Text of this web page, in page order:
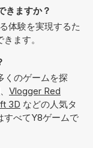
きますか？
体験を実現するた
ます。
くのゲームを探
、 Vlogger Red
3D などの人気タ
すべてY8ゲームで